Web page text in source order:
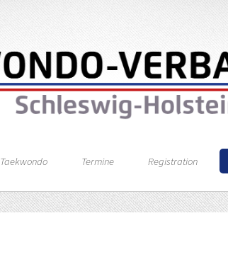
Taekwondo Termine Registration